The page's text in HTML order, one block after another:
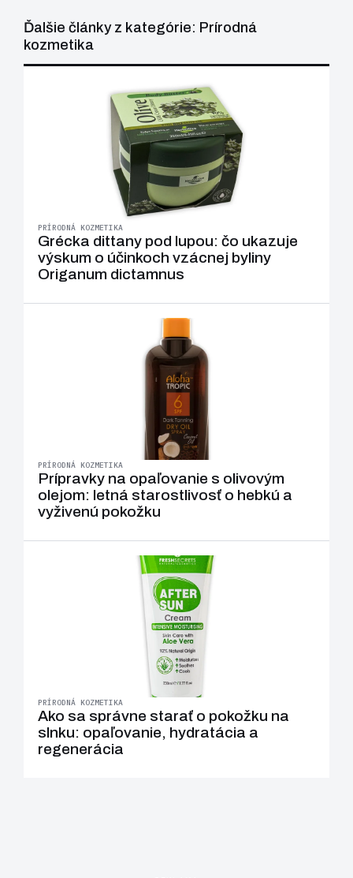
Ďalšie články z kategórie: Prírodná
kozmetika
PRÍRODNÁ KOZMETIKA
Grécka dittany pod lupou: čo ukazuje
výskum o účinkoch vzácnej byliny
Origanum dictamnus
PRÍRODNÁ KOZMETIKA
Prípravky na opaľovanie s olivovým
olejom: letná starostlivosť o hebkú a
vyživenú pokožku
PRÍRODNÁ KOZMETIKA
Ako sa správne starať o pokožku na
slnku: opaľovanie, hydratácia a
regenerácia